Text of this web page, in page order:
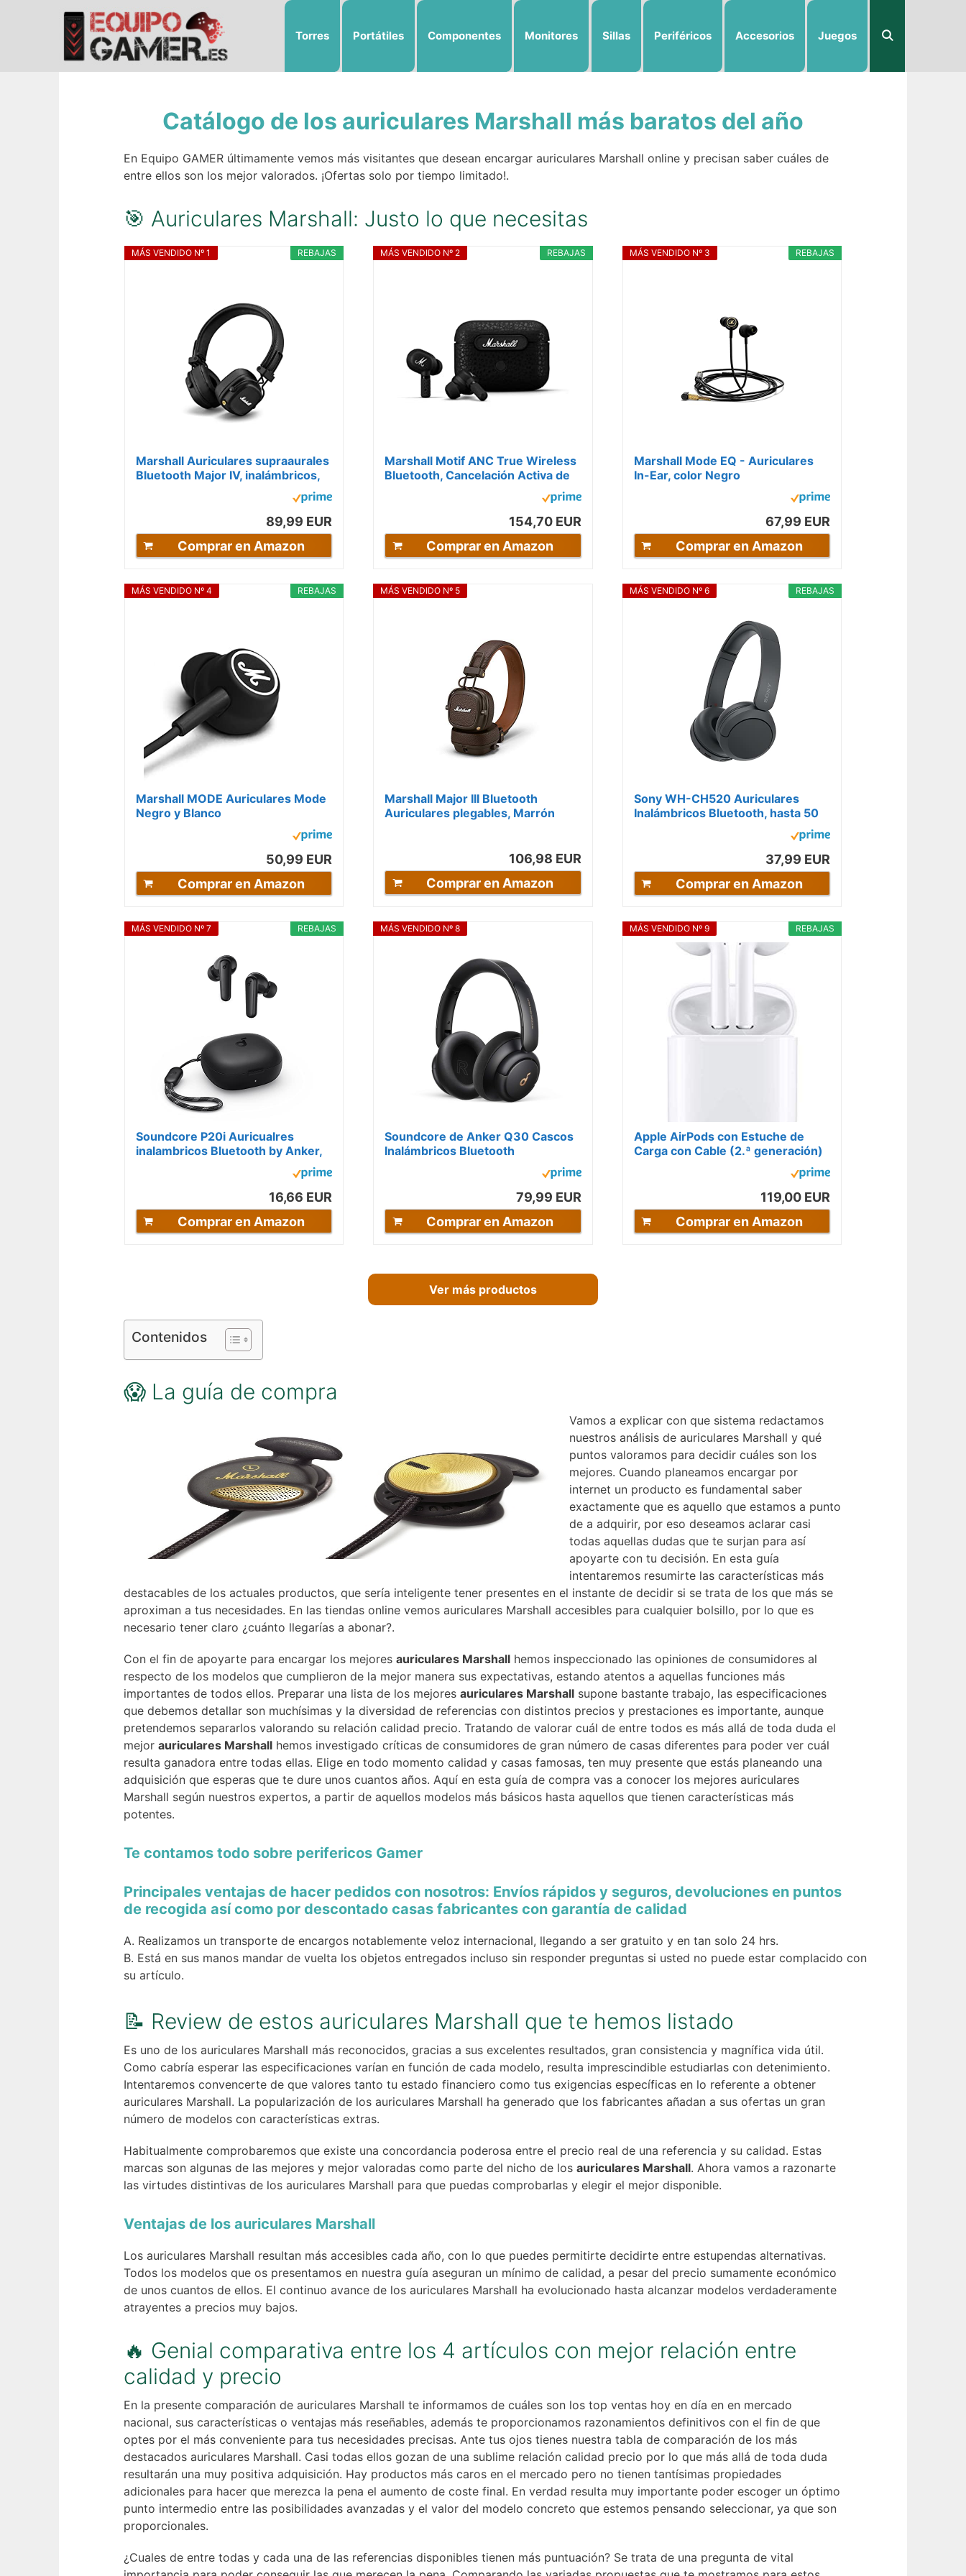
Torres Portátiles Componentes Monitores Sillas Periféricos Accesorios Juegos
Catálogo de los auriculares Marshall más baratos del año
En Equipo GAMER últimamente vemos más visitantes que desean encargar auriculares Marshall online y precisan saber cuáles de
entre ellos son los mejor valorados. ¡Ofertas solo por tiempo limitado!.
🎯 Auriculares Marshall: Justo lo que necesitas
REBAJAS
MÁS VENDIDO Nº 1
Marshall Auriculares supraaurales
Bluetooth Major IV, inalámbricos,
plegables, más de 80 horas de...
89,99 EUR
Comprar en Amazon
REBAJAS
MÁS VENDIDO Nº 2
Marshall Motif ANC True Wireless
Bluetooth, Cancelación Activa de
154,70 EUR
Comprar en Amazon
REBAJAS
MÁS VENDIDO Nº 3
Marshall Mode EQ - Auriculares
In-Ear, color Negro
67,99 EUR
Comprar en Amazon
REBAJAS
MÁS VENDIDO Nº 4
Marshall MODE Auriculares Mode
Negro y Blanco
50,99 EUR
Comprar en Amazon
MÁS VENDIDO Nº 5
Marshall Major III Bluetooth
Auriculares plegables, Marrón
106,98 EUR
Comprar en Amazon
REBAJAS
MÁS VENDIDO Nº 6
Sony WH-CH520 Auriculares
Inalámbricos Bluetooth, hasta 50
37,99 EUR
Comprar en Amazon
REBAJAS
MÁS VENDIDO Nº 7
Soundcore P20i Auricualres
inalambricos Bluetooth by Anker,
16,66 EUR
Comprar en Amazon
MÁS VENDIDO Nº 8
Soundcore de Anker Q30 Cascos
Inalámbricos Bluetooth
79,99 EUR
Comprar en Amazon
REBAJAS
MÁS VENDIDO Nº 9
Apple AirPods con Estuche de
Carga con Cable (2.ª generación)
119,00 EUR
Comprar en Amazon
Ver más productos
Contenidos
😱 La guía de compra
Vamos a explicar con que sistema redactamos
nuestros análisis de auriculares Marshall y qué
puntos valoramos para decidir cuáles son los
mejores. Cuando planeamos encargar por
internet un producto es fundamental saber
exactamente que es aquello que estamos a punto
de a adquirir, por eso deseamos aclarar casi
todas aquellas dudas que te surjan para así
apoyarte con tu decisión. En esta guía
intentaremos resumirte las características más
destacables de los actuales productos, que sería inteligente tener presentes en el instante de decidir si se trata de los que más se
aproximan a tus necesidades. En las tiendas online vemos auriculares Marshall accesibles para cualquier bolsillo, por lo que es
necesario tener claro ¿cuánto llegarías a abonar?.
Con el fin de apoyarte para encargar los mejores auriculares Marshall hemos inspeccionado las opiniones de consumidores al
respecto de los modelos que cumplieron de la mejor manera sus expectativas, estando atentos a aquellas funciones más
importantes de todos ellos. Preparar una lista de los mejores auriculares Marshall supone bastante trabajo, las especificaciones
que debemos detallar son muchísimas y la diversidad de referencias con distintos precios y prestaciones es importante, aunque
pretendemos separarlos valorando su relación calidad precio. Tratando de valorar cuál de entre todos es más allá de toda duda el
mejor auriculares Marshall hemos investigado críticas de consumidores de gran número de casas diferentes para poder ver cuál
resulta ganadora entre todas ellas. Elige en todo momento calidad y casas famosas, ten muy presente que estás planeando una
adquisición que esperas que te dure unos cuantos años. Aquí en esta guía de compra vas a conocer los mejores auriculares
Marshall según nuestros expertos, a partir de aquellos modelos más básicos hasta aquellos que tienen características más
potentes.
Te contamos todo sobre perifericos Gamer
Principales ventajas de hacer pedidos con nosotros: Envíos rápidos y seguros, devoluciones en puntos
de recogida así como por descontado casas fabricantes con garantía de calidad
Realizamos un transporte de encargos notablemente veloz internacional, llegando a ser gratuito y en tan solo 24 hrs.
Está en sus manos mandar de vuelta los objetos entregados incluso sin responder preguntas si usted no puede estar complacido con
su artículo.
📝 Review de estos auriculares Marshall que te hemos listado
Es uno de los auriculares Marshall más reconocidos, gracias a sus excelentes resultados, gran consistencia y magnífica vida útil.
Como cabría esperar las especificaciones varían en función de cada modelo, resulta imprescindible estudiarlas con detenimiento.
Intentaremos convencerte de que valores tanto tu estado financiero como tus exigencias específicas en lo referente a obtener
auriculares Marshall. La popularización de los auriculares Marshall ha generado que los fabricantes añadan a sus ofertas un gran
número de modelos con características extras.
Habitualmente comprobaremos que existe una concordancia poderosa entre el precio real de una referencia y su calidad. Estas
marcas son algunas de las mejores y mejor valoradas como parte del nicho de los auriculares Marshall. Ahora vamos a razonarte
las virtudes distintivas de los auriculares Marshall para que puedas comprobarlas y elegir el mejor disponible.
Ventajas de los auriculares Marshall
Los auriculares Marshall resultan más accesibles cada año, con lo que puedes permitirte decidirte entre estupendas alternativas.
Todos los modelos que os presentamos en nuestra guía aseguran un mínimo de calidad, a pesar del precio sumamente económico
de unos cuantos de ellos. El continuo avance de los auriculares Marshall ha evolucionado hasta alcanzar modelos verdaderamente
atrayentes a precios muy bajos.
🔥 Genial comparativa entre los 4 artículos con mejor relación entre
calidad y precio
En la presente comparación de auriculares Marshall te informamos de cuáles son los top ventas hoy en día en en mercado
nacional, sus características o ventajas más reseñables, además te proporcionamos razonamientos definitivos con el fin de que
optes por el más conveniente para tus necesidades precisas. Ante tus ojos tienes nuestra tabla de comparación de los más
destacados auriculares Marshall. Casi todas ellos gozan de una sublime relación calidad precio por lo que más allá de toda duda
resultarán una muy positiva adquisición. Hay productos más caros en el mercado pero no tienen tantísimas propiedades
adicionales para hacer que merezca la pena el aumento de coste final. En verdad resulta muy importante poder escoger un óptimo
punto intermedio entre las posibilidades avanzadas y el valor del modelo concreto que estemos pensando seleccionar, ya que son
proporcionales.
¿Cuales de entre todas y cada una de las referencias disponibles tienen más puntuación? Se trata de una pregunta de vital